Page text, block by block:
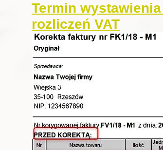
Termin
rozliczeń VAT